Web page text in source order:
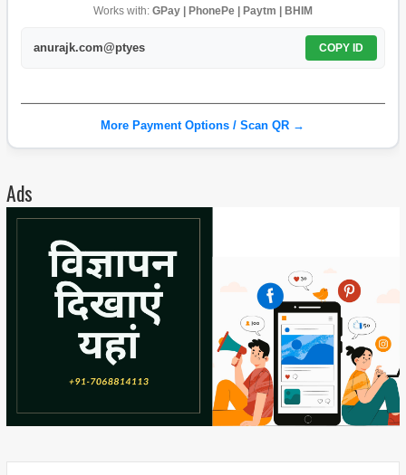
Works with: GPay | PhonePe | Paytm | BHIM
anurajk.com@ptyes COPY ID
More Payment Options / Scan QR →
Ads